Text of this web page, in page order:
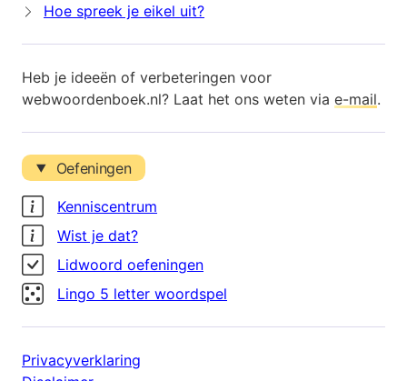
Hoe spreek je eikel uit?
Heb je ideeën of verbeteringen voor
webwoordenboek.nl? Laat het ons weten via e-mail.
Oefeningen
Kenniscentrum
Wist je dat?
Lidwoord oefeningen
Lingo 5 letter woordspel
Privacyverklaring